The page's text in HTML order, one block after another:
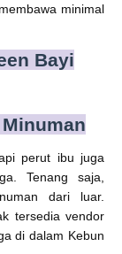
minimal
Bayi
perut ibu juga
Tenang saja,
dari luar.
tersedia vendor
di dalam Kebun